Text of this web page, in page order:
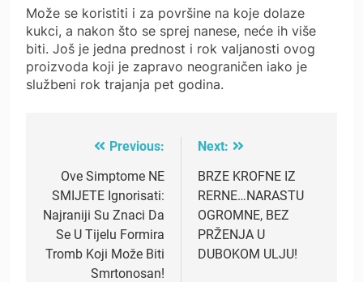
Može se koristiti i za površine na koje dolaze
kukci, a nakon što se sprej nanese, neće ih više
biti. Još je jedna prednost i rok valjanosti ovog
proizvoda koji je zapravo neograničen iako je
službeni rok trajanja pet godina.
navigation
Previous:
Ove Simptome NE
SMIJETE Ignorisati:
Najraniji Su Znaci Da
Se U Tijelu Formira
Tromb Koji Može Biti
Smrtonosan!
Next:
BRZE KROFNE IZ
RERNE…NARASTU
OGROMNE, BEZ
PRŽENJA U
DUBOKOM ULJU!